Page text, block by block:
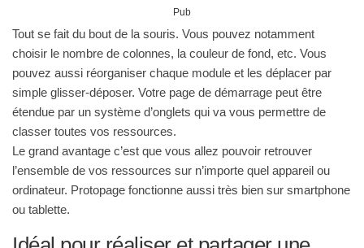
Pub
Tout se fait du bout de la souris. Vous pouvez notamment
choisir le nombre de colonnes, la couleur de fond, etc. Vous
pouvez aussi réorganiser chaque module et les déplacer par
simple glisser-déposer. Votre page de démarrage peut être
étendue par un système d’onglets qui va vous permettre de
classer toutes vos ressources.
Le grand avantage c’est que vous allez pouvoir retrouver
l’ensemble de vos ressources sur n’importe quel appareil ou
ordinateur. Protopage fonctionne aussi très bien sur smartphone
ou tablette.